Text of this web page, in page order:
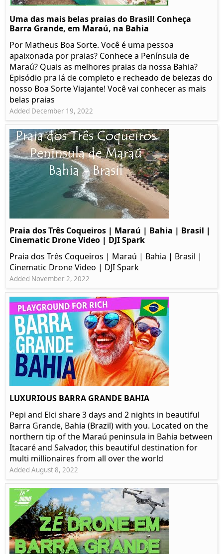
Uma das mais belas praias do Brasil! Conheça
Barra Grande, em Maraú, na Bahia
Por Matheus Boa Sorte. Você é uma pessoa
apaixonada por praias? Conhece a Península de
Maraú? Quais as melhores praias da nossa Bahia?
Episódio pra lá de completo e recheado de belezas do
nosso Boa Sorte Viajante! Você vai conhecer as mais
belas praias
Added December 19, 2022
Praia dos Três Coqueiros | Maraú | Bahia | Brasil |
Cinematic Drone Video | DJI Spark
Praia dos Três Coqueiros | Maraú | Bahia | Brasil |
Cinematic Drone Video | DJI Spark
Added November 2, 2022
LUXURIOUS BARRA GRANDE BAHIA
Pepi and Elci share 3 days and 2 nights in beautiful
Barra Grande, Bahia (Brazil) with you. Located on the
northern tip of the Maraú peninsula in Bahia between
Itacaré and Salvador, this beautiful destination for
multi millionaires from all over the world
Added August 8, 2022